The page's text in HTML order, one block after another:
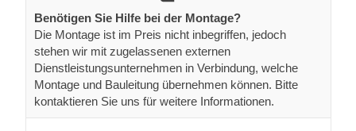
Benötigen Sie Hilfe bei der Montage?
Die Montage ist im Preis nicht inbegriffen, jedoch
stehen wir mit zugelassenen externen
Dienstleistungsunternehmen in Verbindung, welche
Montage und Bauleitung übernehmen können. Bitte
kontaktieren Sie uns für weitere Informationen.